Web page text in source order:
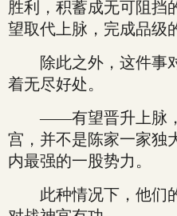
胜利，积蓄成无可阻挡
望取代上脉，完成品级
除此之外，这件事
着无尽好处。
——有望晋升上脉，
宫，并不是陈家一家独
内最强的一股势力。
此种情况下，他们